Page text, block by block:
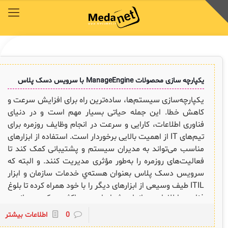
یکپارچه سازی محصولات ManageEngine با سرویس دسک پلاس
یکپارچه‌سازی سیستم‌ها، ساده‌ترین راه برای افزایش سرعت و
کاهش خطا. این جمله حیاتی بسیار مهم است و در دنیای
فناوری اطلاعات، کارایی و سرعت در انجام وظایف روزمره برای
تیم‌های IT از اهمیت بالایی برخوردار است. استفاده از ابزارهای
مناسب می‌تواند به مدیران سیستم و پشتیبانی کمک کند تا
فعالیت‌های روزمره را به‌طور مؤثری مدیریت کنند. و البته که
سرویس دسک پلاس بعنوان هسته‌ي خدمات سازمان و ابزار
ITIL طیف وسیعی از ابزارهای دیگر را با خود همراه کرده تا بلوغ
فناوری اطلاعات سازمان شما را به حداکثر ممکن برساند و
سهولت و ارزش و سرعت و امنیت را در یک بستر واحد ارایه
کند. ادغام با سیستم‌های شخص ثالث (Third-Party
0 اطلاعات بیشتر
محصولات
دسترسی سریع به زیرمجموعه‌های همین منو
◈
سرویس دسک پلاس فارسی
سرویس دسک پلاس ابری
راهکارهای سازمانی
دسترسی سریع به زیرمجموعه‌های همین منو
◈
COBIT
ITIL
کتابخانه دیجیتالی
دسترسی سریع به زیرمجموعه‌های همین منو
◈
مقایسه راهکارهای محبوب
چیستان
آکادمی مدانت
دسترسی سریع به زیرمجموعه‌های همین منو
◈
وبینار رایگان ITSM , ESM
✦
توافق‌نامه‌ها
دسترسی سریع به زیرمجموعه‌های همین منو
◈
توافقنامه خدمات
برنامه‌ی همکاری در فروش مدانت و توافقنامه بازاریابی